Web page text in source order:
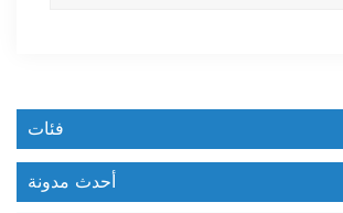
فئات
أحدث مدونة